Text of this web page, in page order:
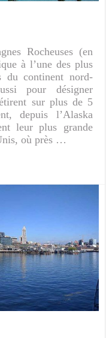
Rocheuses (en
à l’une des plus
du continent nord-
pour désigner
sur plus de 5
depuis l’Alaska
leur plus grande
où près …